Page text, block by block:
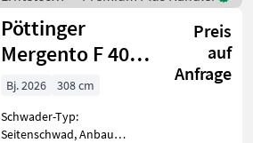
Dämpfungsstreben -
Gelenkwelle mit
Grünland /
Pöttinger
Pöttinger
Mergento F 4010
Alpin
Preis
auf
Anfrage
Bj. 2026
308 cm
Schwader-Typ:
Seitenschwad, Anbau